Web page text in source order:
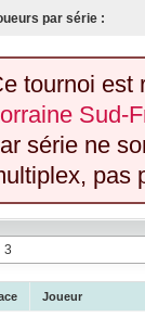
par série :
tournoi est
Sud-
série ne
pas
Joueur